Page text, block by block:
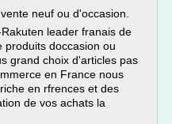
neuf ou d'occasion.
leader franais de
produits doccasion ou
grand choix d'articles pas
en France nous
en rfrences et des
de vos achats la